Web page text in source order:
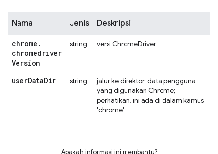
Nama Jenis Deskripsi
chrome .
chromedriver
Version
string versi ChromeDriver
userDataDir string
jalur ke direktori data pengguna
yang digunakan Chrome;
perhatikan, ini ada di dalam kamus
'chrome'
Apakah informasi ini membantu?